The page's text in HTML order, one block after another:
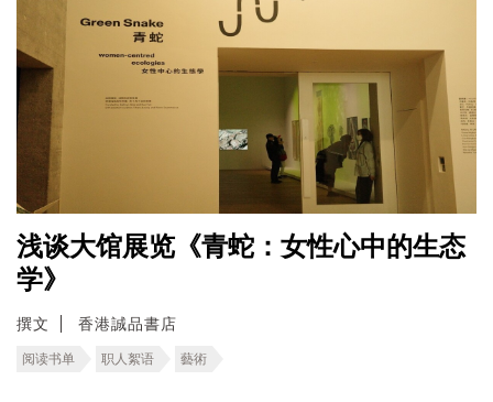
浅谈大馆展览《青蛇：女性心中的生态
学》
撰文 香港誠品書店
阅读书单 职人絮语 藝術